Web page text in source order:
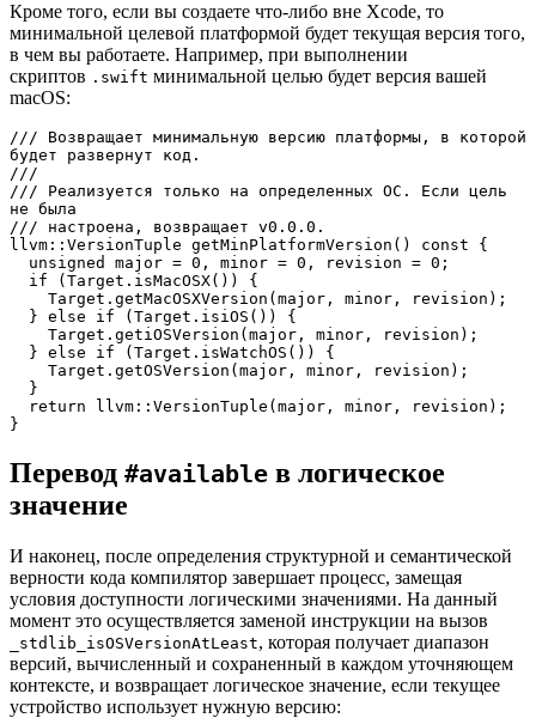
Кроме того, если вы создаете что-либо вне Xcode, то
минимальной целевой платформой будет текущая версия того,
в чем вы работаете. Например, при выполнении
скриптов .swift минимальной целью будет версия вашей
macOS:
/// Возвращает минимальную версию платформы, в которой
будет развернут код.
///
/// Реализуется только на определенных ОС. Если цель
не была
/// настроена, возвращает v0.0.0.
llvm::VersionTuple getMinPlatformVersion() const {
}
Перевод #available в логическое
значение
И наконец, после определения структурной и семантической
верности кода компилятор завершает процесс, замещая
условия доступности логическими значениями. На данный
момент это осуществляется заменой инструкции на вызов
_stdlib_isOSVersionAtLeast, которая получает диапазон
версий, вычисленный и сохраненный в каждом уточняющем
контексте, и возвращает логическое значение, если текущее
устройство использует нужную версию: